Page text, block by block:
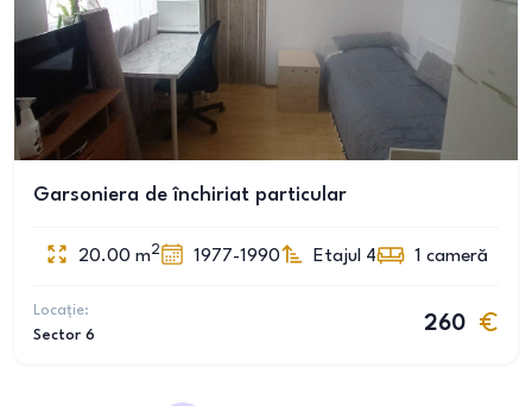
Garsoniera de închiriat particular
20.00 m2 1977-1990 Etajul 4 1 cameră
Locație:
Sector 6
260